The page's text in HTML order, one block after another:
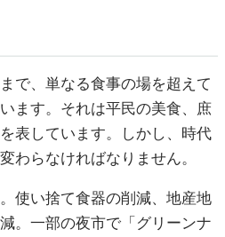
で、単なる食事の場を超えて
ます。それは平民の美食、庶
表しています。しかし、時代
わらなければなりません。
使い捨て食器の削減、地産地
。一部の夜市で「グリーンナ